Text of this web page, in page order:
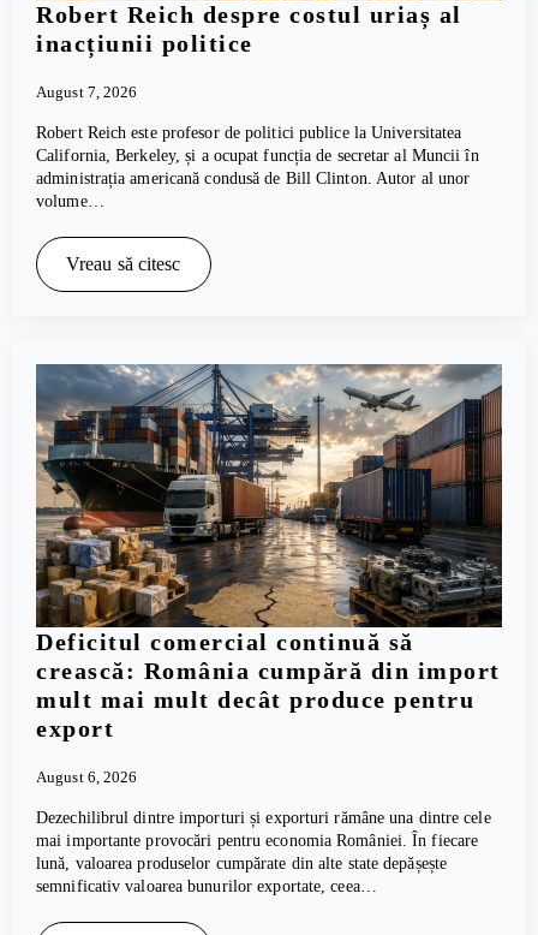
Robert Reich despre costul uriaș al
inacțiunii politice
August 7, 2026
Robert Reich este profesor de politici publice la Universitatea
California, Berkeley, și a ocupat funcția de secretar al Muncii în
administrația americană condusă de Bill Clinton. Autor al unor
volume…
Vreau să citesc
Deficitul comercial continuă să
crească: România cumpără din import
mult mai mult decât produce pentru
export
August 6, 2026
Dezechilibrul dintre importuri și exporturi rămâne una dintre cele
mai importante provocări pentru economia României. În fiecare
lună, valoarea produselor cumpărate din alte state depășește
semnificativ valoarea bunurilor exportate, ceea…